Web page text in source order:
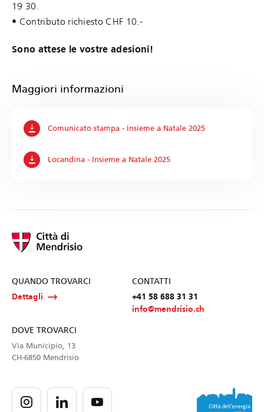
19 30.
• Contributo richiesto CHF 10.-
Sono attese le vostre adesioni!
Maggiori informazioni
Comunicato stampa - Insieme a Natale 2025
Locandina - Insieme a Natale 2025
QUANDO TROVARCI
Dettagli
CONTATTI
+41 58 688 31 31
info@mendrisio.ch
DOVE TROVARCI
Via Municipio, 13
CH-6850 Mendrisio